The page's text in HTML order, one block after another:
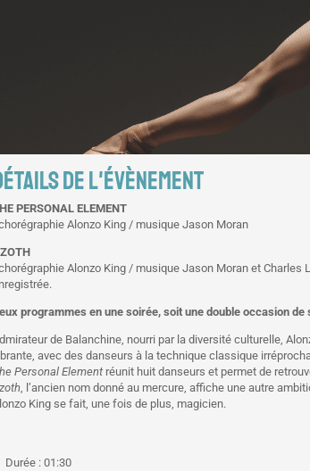
DE L'ÉVÈNEMENT
PERSONAL ELEMENT
chorégraphie Alonzo King / musique Jason Moran
chorégraphie Alonzo King / musique Jason Moran et
programmes en une soirée, soit une double occasion
de Balanchine, nourri par la diversité culturelle,
avec des danseurs à la technique classique
Personal Element réunit huit danseurs et permet de
, l’ancien nom donné au mercure, affiche une autre
King se fait, une fois de plus, magicien.
Durée : 01:30